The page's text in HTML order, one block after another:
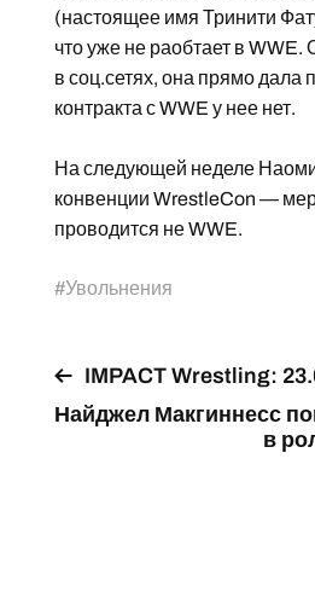
(настоящее имя Тринити
что уже не раобтает в WWE.
в соц.сетях, она прямо дала
контракта с WWE у нее нет.
На следующей неделе Наоми
конвенции WrestleCon —
проводится не WWE.
#Увольнения
IMPACT Wrestling:
Найджел Макгиннесс
в